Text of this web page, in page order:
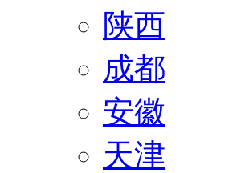
陕西
成都
安徽
天津